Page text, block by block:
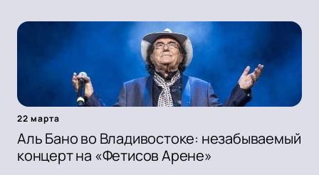
22 марта
Аль Бано во Владивостоке: незабываемый
концерт на «Фетисов Арене»